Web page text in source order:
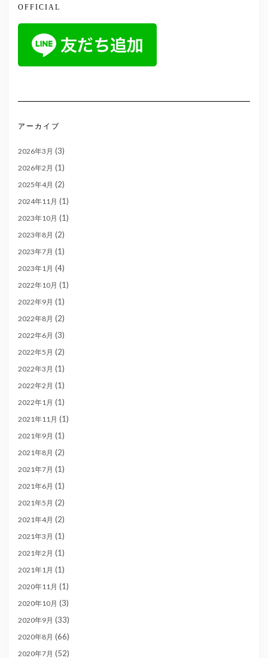
OFFICIAL
アーカイブ
2026年3月 (3)
2026年2月 (1)
2025年4月 (2)
2024年11月 (1)
2023年10月 (1)
2023年8月 (2)
2023年7月 (1)
2023年1月 (4)
2022年10月 (1)
2022年9月 (1)
2022年8月 (2)
2022年6月 (3)
2022年5月 (2)
2022年3月 (1)
2022年2月 (1)
2022年1月 (1)
2021年11月 (1)
2021年9月 (1)
2021年8月 (2)
2021年7月 (1)
2021年6月 (1)
2021年5月 (2)
2021年4月 (2)
2021年3月 (1)
2021年2月 (1)
2021年1月 (1)
2020年11月 (1)
2020年10月 (3)
2020年9月 (33)
2020年8月 (66)
2020年7月 (52)